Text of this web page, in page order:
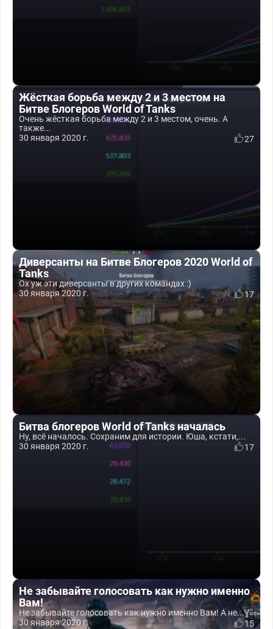
Жёсткая борьба между 2 и 3 местом на
Битве Блогеров World of Tanks
Очень жёсткая борьба между 2 и 3 местом, очень. А
также...
30 января 2020 г.
27
Диверсанты на Битве Блогеров 2020 World of
Tanks
Ох уж эти диверсанты в других командах :)
30 января 2020 г.
17
Битва блогеров World of Tanks началась
Ну, всё началось. Сохраним для истории. Юша, кстати,...
30 января 2020 г.
17
Не забывайте голосовать как нужно именно
Вам!
Не забывайте голосовать как нужно именно Вам! А не...
30 января 2020 г.
15